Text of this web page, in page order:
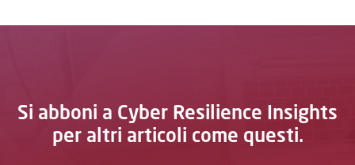
Si abboni a Cyber Resilience Insights
per altri articoli come questi.